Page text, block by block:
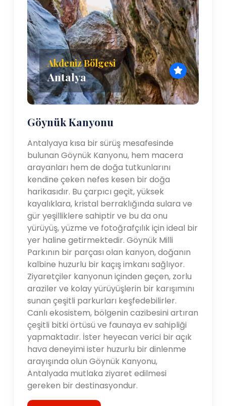
Akdeniz Bölgesi
Antalya
Göynük Kanyonu
Antalyaya kısa bir sürüş mesafesinde
bulunan Göynük Kanyonu, hem macera
arayanları hem de doğa tutkunlarını
kendine çeken nefes kesen bir doğa
harikasıdır. Bu çarpıcı geçit, yüksek
kayalıklara, kristal berraklığında sulara ve
gür yeşilliklere sahiptir ve bu da onu
yürüyüş, yüzme ve fotoğrafçılık için ideal bir
yer haline getirmektedir. Göynük Milli
Parkının bir parçası olan kanyon, doğanın
kalbine huzurlu bir kaçış imkanı sağlıyor.
Ziyaretçiler kanyonun içinden geçen, zorlu
araziler ve kolay yürüyüşlerin bir karışımını
sunan çeşitli parkurları keşfedebilirler.
Canlı ekosistem, bölgenin cazibesini artıran
çeşitli bitki örtüsü ve faunaya ev sahipliği
yapmaktadır. İster heyecan verici bir açık
hava deneyimi ister huzurlu bir dinlenme
arayışında olun Göynük Kanyonu,
Antalyada mutlaka ziyaret edilmesi
gereken bir destinasyondur.